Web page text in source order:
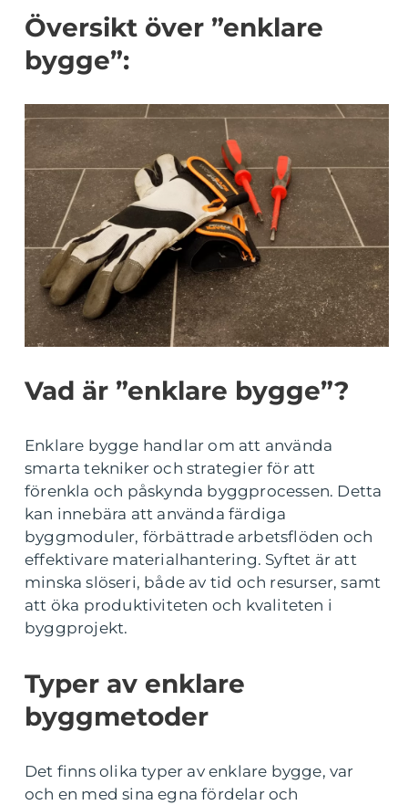
Översikt över ”enklare
bygge”:
Vad är ”enklare bygge”?
Enklare bygge handlar om att använda
smarta tekniker och strategier för att
förenkla och påskynda byggprocessen. Detta
kan innebära att använda färdiga
byggmoduler, förbättrade arbetsflöden och
effektivare materialhantering. Syftet är att
minska slöseri, både av tid och resurser, samt
att öka produktiviteten och kvaliteten i
byggprojekt.
Typer av enklare
byggmetoder
Det finns olika typer av enklare bygge, var
och en med sina egna fördelar och